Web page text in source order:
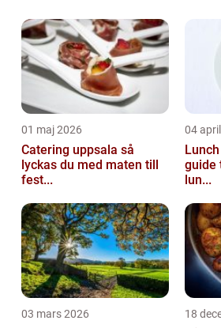
en spännande utveckling. Det
typer av f...
01 maj 2026
Catering uppsala så
lyckas du med maten till
fest...
04
Lunch
guide
lun...
03 mars 2026 18